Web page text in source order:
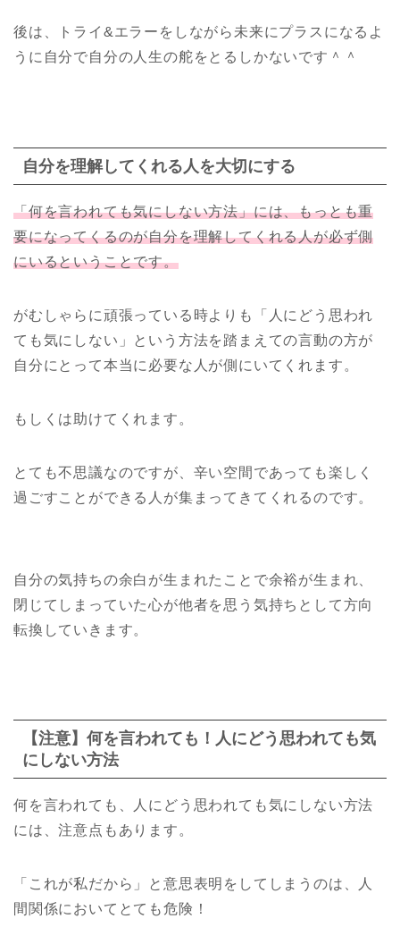
後は、トライ&エラーをしながら未来にプラスになるよ
うに自分で自分の人生の舵をとるしかないです＾＾
自分を理解してくれる人を大切にする
「何を言われても気にしない方法」には、もっとも重
要になってくるのが自分を理解してくれる人が必ず側
にいるということです。
がむしゃらに頑張っている時よりも「人にどう思われ
ても気にしない」という方法を踏まえての言動の方が
自分にとって本当に必要な人が側にいてくれます。
もしくは助けてくれます。
とても不思議なのですが、辛い空間であっても楽しく
過ごすことができる人が集まってきてくれるのです。
自分の気持ちの余白が生まれたことで余裕が生まれ、
閉じてしまっていた心が他者を思う気持ちとして方向
転換していきます。
【注意】何を言われても！人にどう思われても気
にしない方法
何を言われても、人にどう思われても気にしない方法
には、注意点もあります。
「これが私だから」と意思表明をしてしまうのは、人
間関係においてとても危険！